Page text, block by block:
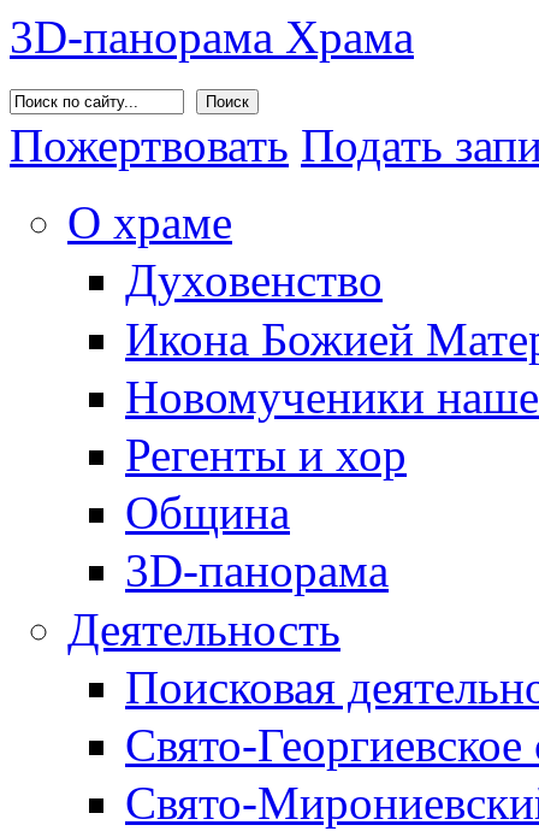
3D-панорама Храма
Пожертвовать Подать
О храме
Духовенство
Икона Божией
Новомученики
Регенты и хор
Община
3D-панорама
Деятельность
Поисковая
Свято-Георгиевское
Свято-